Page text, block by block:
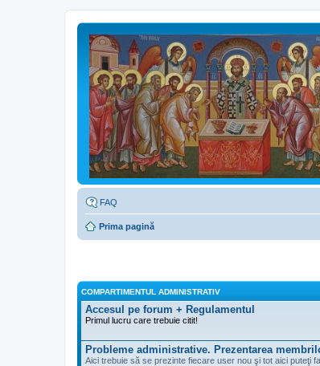
FAQ
Prima pagină
COMPARTIMENTUL ADMINISTRATIV
Accesul pe forum + Regulamentul
Primul lucru care trebuie citit!
Probleme administrative. Prezentarea
Aici trebuie să se prezinte fiecare user nou şi tot aici puteţi